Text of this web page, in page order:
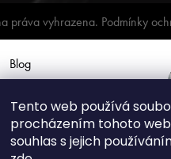
Tento web používá
procházením tohoto
souhlas s jejich
práva vyhrazena. Podmínky
Blog